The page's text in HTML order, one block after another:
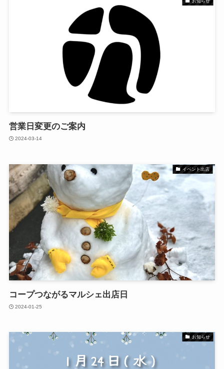
営業日変更のご案内
2024-03-14
イベント出店
コープつながるマルシェ出店日
2024-01-25
お知らせ